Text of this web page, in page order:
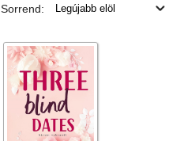
Sorrend: